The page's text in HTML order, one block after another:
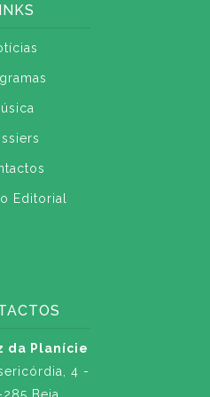
Editorial
da Planície
4 -